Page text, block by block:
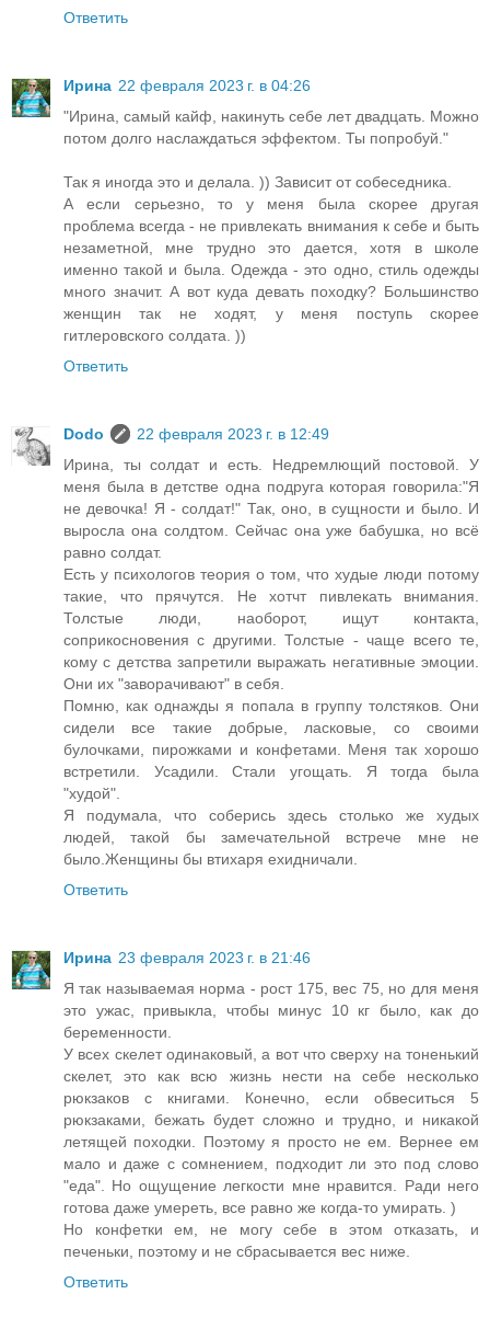
Ответить
Ирина 22 февраля 2023 г. в 04:26
"Ирина, самый кайф, накинуть себе лет двадцать. Можно
потом долго наслаждаться эффектом. Ты попробуй."
Так я иногда это и делала. )) Зависит от собеседника.
А если серьезно, то у меня была скорее другая
проблема всегда - не привлекать внимания к себе и быть
незаметной, мне трудно это дается, хотя в школе
именно такой и была. Одежда - это одно, стиль одежды
много значит. А вот куда девать походку? Большинство
женщин так не ходят, у меня поступь скорее
гитлеровского солдата. ))
Ответить
Dodo
22 февраля 2023 г. в 12:49
Ирина, ты солдат и есть. Недремлющий постовой. У
меня была в детстве одна подруга которая говорила:"Я
не девочка! Я - солдат!" Так, оно, в сущности и было. И
выросла она солдтом. Сейчас она уже бабушка, но всё
равно солдат.
Есть у психологов теория о том, что худые люди потому
такие, что прячутся. Не хотчт пивлекать внимания.
Толстые люди, наоборот, ищут контакта,
соприкосновения с другими. Толстые - чаще всего те,
кому с детства запретили выражать негативные эмоции.
Они их "заворачивают" в себя.
Помню, как однажды я попала в группу толстяков. Они
сидели все такие добрые, ласковые, со своими
булочками, пирожками и конфетами. Меня так хорошо
встретили. Усадили. Стали угощать. Я тогда была
"худой".
Я подумала, что соберись здесь столько же худых
людей, такой бы замечательной встрече мне не
было.Женщины бы втихаря ехидничали.
Ответить
Ирина 23 февраля 2023 г. в 21:46
Я так называемая норма - рост 175, вес 75, но для меня
это ужас, привыкла, чтобы минус 10 кг было, как до
беременности.
У всех скелет одинаковый, а вот что сверху на тоненький
скелет, это как всю жизнь нести на себе несколько
рюкзаков с книгами. Конечно, если обвеситься 5
рюкзаками, бежать будет сложно и трудно, и никакой
летящей походки. Поэтому я просто не ем. Вернее ем
мало и даже с сомнением, подходит ли это под слово
"еда". Но ощущение легкости мне нравится. Ради него
готова даже умереть, все равно же когда-то умирать. )
Но конфетки ем, не могу себе в этом отказать, и
печеньки, поэтому и не сбрасывается вес ниже.
Ответить